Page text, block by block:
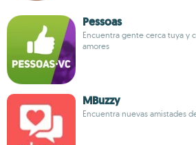
Pessoas
Encuentra gente cerca tuya y
amores
MBuzzy
Encuentra nuevas amistades